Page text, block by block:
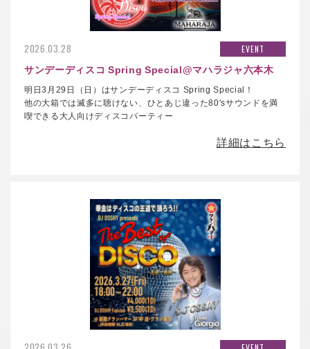
2026.03.28 EVENT
サンデーディスコ Spring Special@マハラジャ六本木
明日3月29日（日）はサンデーディスコ Spring Special！
他の大箱では滅多に聴けない、ひとあじ違った80'sサウンドを満
喫できる大人向けディスコパーティー
詳細はこちら